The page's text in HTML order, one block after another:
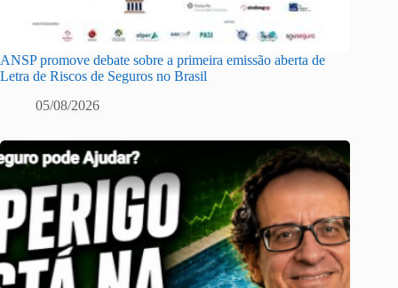
ANSP promove debate sobre a primeira emissão aberta de
Letra de Riscos de Seguros no Brasil
05/08/2026